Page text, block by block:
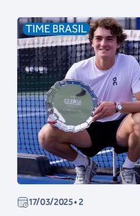
TIME BRASIL
17/03/2025• 2